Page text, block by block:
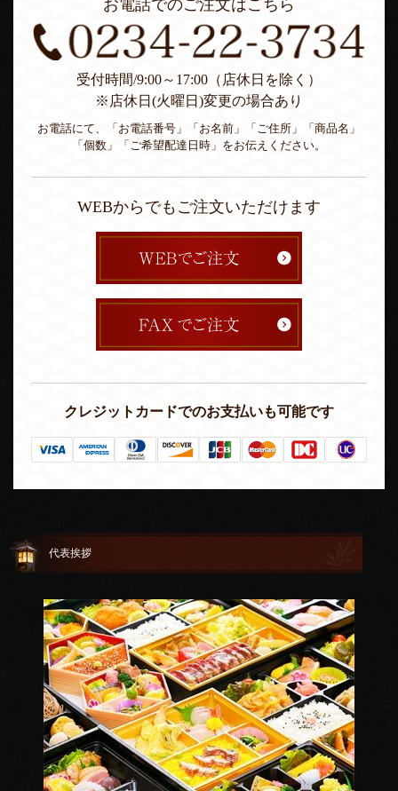
お電話でのご注文はこちら
受付時間/9:00～17:00（店休日を除く）
※店休日(火曜日)変更の場合あり
お電話にて、「お電話番号」「お名前」「ご住所」「商品名」
「個数」「ご希望配達日時」をお伝えください。
WEBからでもご注文いただけます
クレジットカードでのお支払いも可能です
代表挨拶